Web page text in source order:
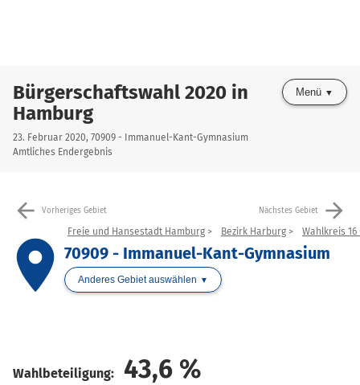
Bürgerschaftswahl 2020 in
Hamburg
23. Februar 2020, 70909 - Immanuel-Kant-Gymnasium
Amtliches Endergebnis
Menü
arrow_back Vorheriges Gebiet Nächstes Gebiet arrow_forward
place
Freie und Hansestadt Hamburg Bezirk Harburg Wahlkreis
70909 - Immanuel-Kant-Gymnasium
Anderes Gebiet auswählen
Wahlbeteiligung: 43,6 %